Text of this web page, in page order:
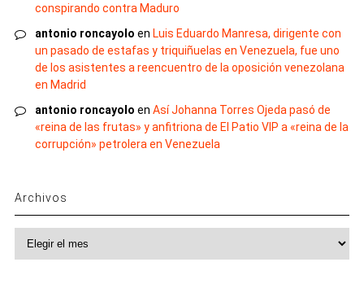
conspirando contra Maduro
antonio roncayolo en Luis Eduardo Manresa, dirigente con
un pasado de estafas y triquiñuelas en Venezuela, fue uno
de los asistentes a reencuentro de la oposición venezolana
en Madrid
antonio roncayolo en Así Johanna Torres Ojeda pasó de
«reina de las frutas» y anfitriona de El Patio VIP a «reina de la
corrupción» petrolera en Venezuela
Archivos